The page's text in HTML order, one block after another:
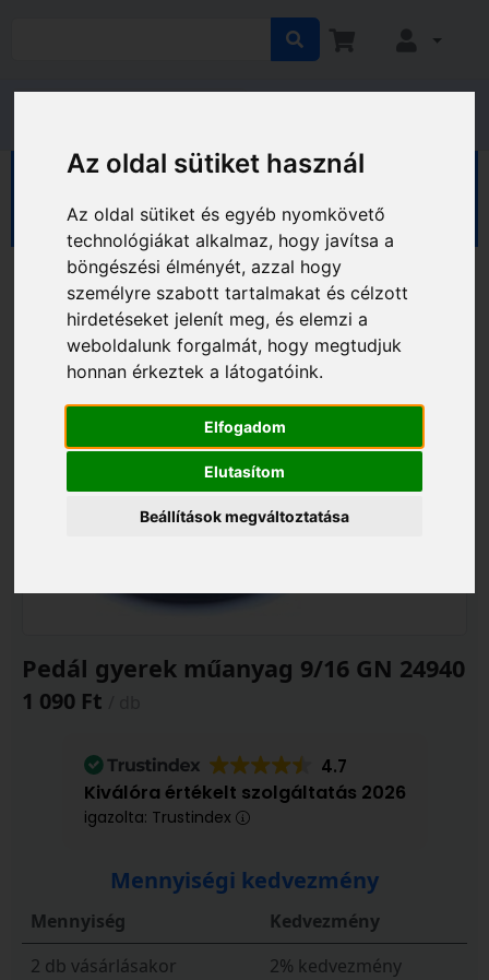
Az oldal sütiket használ
Az oldal sütiket és egyéb nyomkövető
technológiákat alkalmaz, hogy javítsa a
böngészési élményét, azzal hogy
személyre szabott tartalmakat és célzott
hirdetéseket jelenít meg, és elemzi a
weboldalunk forgalmát, hogy megtudjuk
honnan érkeztek a látogatóink.
Elfogadom
Elutasítom
Beállítások megváltoztatása
Sport, kerékpár
Pedálok
Pedál gyerek műanyag 9/16 GN 24940
1 090 Ft
4.7
Kiválóra értékelt szolgáltatás 2026
igazolta: Trustindex
Mennyiségi kedvezmény
Mennyiség
Kedvezmény
2 db vásárlásakor
2% kedvezmény